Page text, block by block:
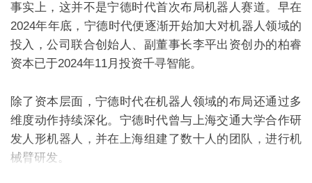
事实上，这并不是宁德时代首次布局机器人赛道。早在
2024年年底，宁德时代便逐渐开始加大对机器人领域的
投入，公司联合创始人、副董事长李平出资创办的柏睿
资本已于2024年11月投资千寻智能。
除了资本层面，宁德时代在机器人领域的布局还通过多
维度动作持续深化。宁德时代曾与上海交通大学合作研
发人形机器人，并在上海组建了数十人的团队，进行机
械臂研发。